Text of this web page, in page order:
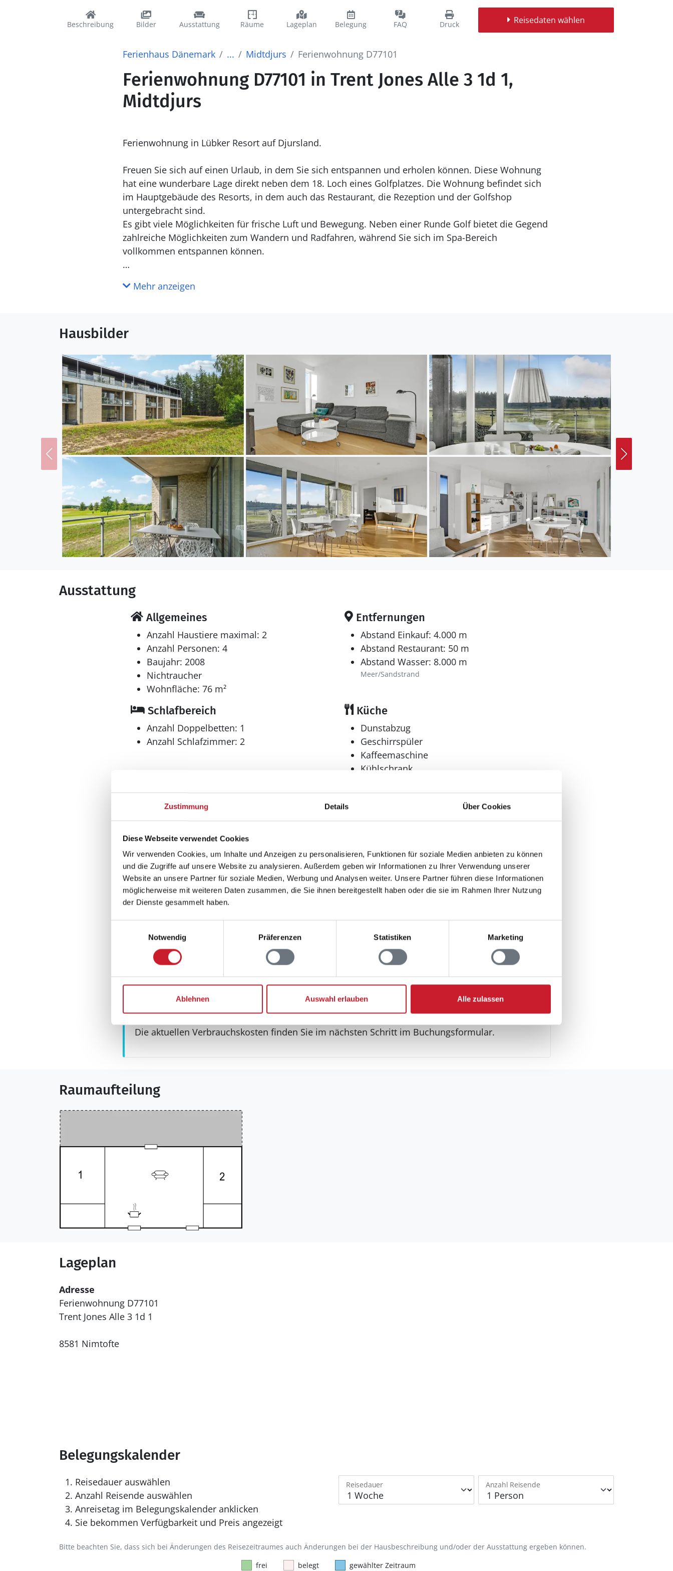
Zustimmung Details Über Cookies
Diese Webseite verwendet Cookies
Wir verwenden Cookies, um Inhalte und Anzeigen zu personalisieren, Funktionen für soziale Medien anbieten zu können
und die Zugriffe auf unsere Website zu analysieren. Außerdem geben wir Informationen zu Ihrer Verwendung unserer
Website an unsere Partner für soziale Medien, Werbung und Analysen weiter. Unsere Partner führen diese Informationen
möglicherweise mit weiteren Daten zusammen, die Sie ihnen bereitgestellt haben oder die sie im Rahmen Ihrer Nutzung
der Dienste gesammelt haben.
Notwendig
Präferenzen Statistiken Marketing
Ablehnen Auswahl erlauben Alle zulassen
Beschreibung Bilder Ausstattung Räume Lageplan Belegung FAQ Druck Reisedaten wählen
Ferienhaus Dänemark ... Midtdjurs Ferienwohnung D77101
Ferienwohnung D77101 in Trent Jones Alle 3 1d 1,
Midtdjurs
Ferienwohnung in Lübker Resort auf Djursland.
Freuen Sie sich auf einen Urlaub, in dem Sie sich entspannen und erholen können. Diese Wohnung
hat eine wunderbare Lage direkt neben dem 18. Loch eines Golfplatzes. Die Wohnung befindet sich
im Hauptgebäude des Resorts, in dem auch das Restaurant, die Rezeption und der Golfshop
untergebracht sind.
Es gibt viele Möglichkeiten für frische Luft und Bewegung. Neben einer Runde Golf bietet die Gegend
zahlreiche Möglichkeiten zum Wandern und Radfahren, während Sie sich im Spa-Bereich
vollkommen entspannen können.
Spaziergänge machen, über das Wasser schauen, angeln und das Licht und die Luft genießen
Umfeld, aber ansonsten gibt es in Aarhus viele kulturelle Attraktionen. Auch das Mols-Gebirge sollte
Für Familien mit Kindern ist das Djurs Sommerland ebenfalls in der Nähe und die Strände sind sehr
kinderfreundlich.
Viel Spaß bei Ihrem Urlaub!
Mehr anzeigen
Hausbilder
Ausstattung
Allgemeines
Anzahl Haustiere maximal: 2
Anzahl Personen: 4
Baujahr: 2008
Nichtraucher
Wohnfläche: 76 m²
Entfernungen
Abstand Einkauf: 4.000 m
Abstand Restaurant: 50 m
Abstand Wasser: 8.000 m
Meer/Sandstrand
Schlafbereich
Anzahl Doppelbetten: 1
Anzahl Schlafzimmer: 2
Küche
Dunstabzug
Geschirrspüler
Kaffeemaschine
Kühlschrank
Tiefkühlschrank
Anzahl Badezimmer: 1
Anzahl Toiletten: 1
Dusche
Trockner
Waschmaschine
Aussenbereich
Gartenmöbel
Sonstiges
Fußbodenheizung
Fußbodenheizung (ganzes Haus)
Haustyp
Ferienwohnung
Neben- und Verbrauchskosten
Die aktuellen Verbrauchskosten finden Sie im nächsten Schritt im Buchungsformular.
Raumaufteilung
Lageplan
Adresse
Ferienwohnung D77101
Trent Jones Alle 3 1d 1
8581 Nimtofte
Belegungskalender
Reisedauer auswählen
Anzahl Reisende auswählen
Anreisetag im Belegungskalender anklicken
Sie bekommen Verfügbarkeit und Preis angezeigt
Reisedauer Anzahl Reisende
Bitte beachten Sie, dass sich bei Änderungen des Reisezeitraumes auch Änderungen bei der Hausbeschreibung und/oder der Ausstattung ergeben können.
frei
belegt gewählter Zeitraum